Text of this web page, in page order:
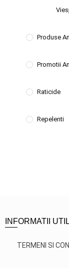
Produse
Promotii
Raticide
Repelenti
INFORMATII
TERMENI SI